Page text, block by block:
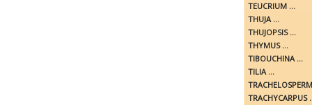
TEUCRIUM ...
THUJA ...
THUJOPSIS ...
THYMUS ...
TIBOUCHINA ...
TILIA ...
TRACHYCARPUS